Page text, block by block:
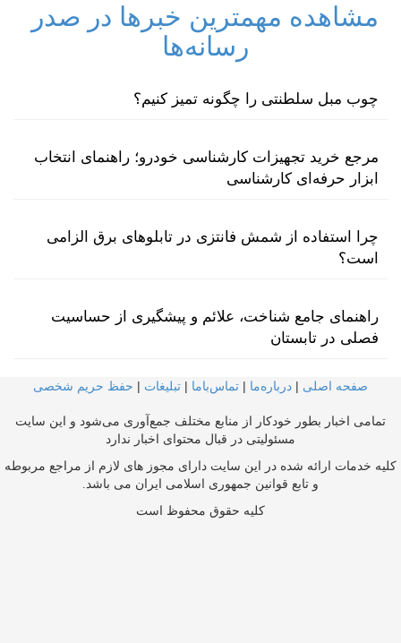
مشاهده مهمترین خبرها در صدر
رسانه‌ها
چوب مبل سلطنتی را چگونه تمیز کنیم؟
مرجع خرید تجهیزات کارشناسی خودرو؛ راهنمای انتخاب
ابزار حرفه‌ای کارشناسی
چرا استفاده از شمش فانتزی در تابلوهای برق الزامی
است؟
راهنمای جامع شناخت، علائم و پیشگیری از حساسیت
فصلی در تابستان
صفحه اصلی | درباره‌ما | تماس‌با‌ما | تبلیغات | حفظ حریم شخصی
تمامی اخبار بطور خودکار از منابع مختلف جمع‌آوری می‌شود و این سایت
مسئولیتی در قبال محتوای اخبار ندارد
کلیه خدمات ارائه شده در این سایت دارای مجوز های لازم از مراجع مربوطه
و تابع قوانین جمهوری اسلامی ایران می باشد.
کلیه حقوق محفوظ است